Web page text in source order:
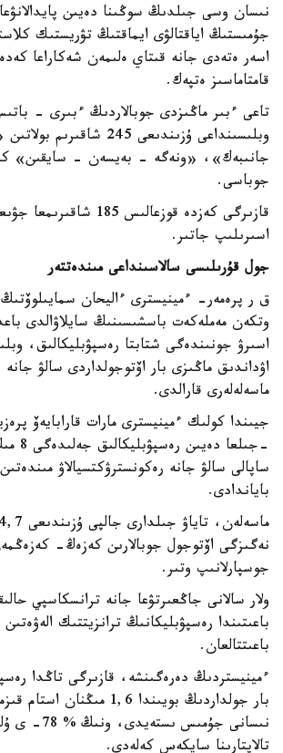
نىسان وسى جىلدىڭ سوڭىنا دەيىن
جۇمىستىڭ اياقتالۋى ايماقتىڭ تۋريستىك
اسەر ەتەدى جانە قىتاي ەلىمەن شەكاراعا
قامتاماسىز ەتپەك.
تاعى ءبىر ماڭىزدى جوبالاردىڭ ءبىرى -
وبلىسىنداعى ۇزىندىعى 245
جانىبەك»، «ونەگە - بەيسەن - سايقىن»
جوباسى.
قازىرگى كەزدە قوزعالىس 185
اسىرىلىپ جاتىر.
جول قۇرىلىسى سالاسىنداعى مىندەتتەر
ق ر پرەمەر- ءمينيسترى ءاليحان سمايىلوۆتىڭ
وتكەن مەملەكەت باسشىسىنىڭ سايلاۋالدى
اسىرۋ جونىندەگى شتابتا رەسپۋبليكالىق،
اۋداندىق ماڭىزى بار اۆتوجولداردى سالۋ جانە
ماسەلەلەرى قارالدى.
-
ساپالى سالۋ جانە رەكونسترۋكتسيالاۋ
باياندادى.
نەگىزگى اۆتوجول جوبالارىن كەزەڭ-
جوسپارلانىپ وتىر.
ولار سالانى جاڭعىرتۋعا جانە ترانسكاسپي
باعىتىندا رەسپۋبليكانىڭ ترانزيتتىك الەۋەتىن
باعىتتالعان.
ءمينيستردىڭ دەرەگىنشە، قازىرگى تاڭدا
بار جولداردىڭ بويىندا 1,6
نىسانى جۇمىس
تالاپتارىنا سايكەس كەلەدى.